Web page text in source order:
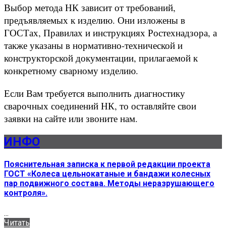
Выбор метода НК зависит от требований,
предъявляемых к изделию. Они изложены в
ГОСТах, Правилах и инструкциях Ростехнадзора, а
также указаны в нормативно-технической и
конструкторской документации, прилагаемой к
конкретному сварному изделию.
Если Вам требуется выполнить диагностику
сварочных соединений НК, то оставляйте свои
заявки на сайте или звоните нам.
ИНФО
Пояснительная записка к первой редакции проекта
ГОСТ «Колеса цельнокатаные и бандажи колесных
пар подвижного состава. Методы неразрушающего
контроля».
...
Читать